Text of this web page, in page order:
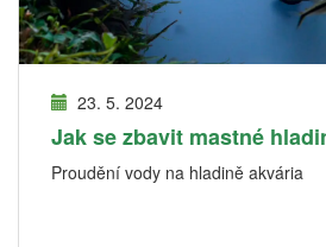
23. 5. 2024
Jak se zbavit mastné
Proudění vody na hladině akvária